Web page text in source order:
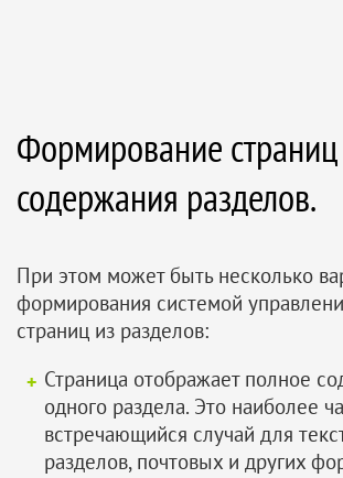
Формирование
содержания разделов.
При этом может быть несколько
формирования системой
страниц из разделов:
Страница отображает полное
одного раздела. Это наиболее
встречающийся случай для
разделов, почтовых и других